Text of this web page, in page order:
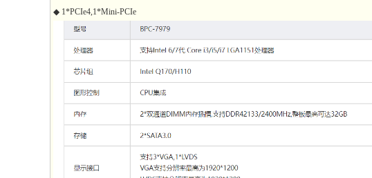
◆ 1*PCIe4,1*Mini-PCIe